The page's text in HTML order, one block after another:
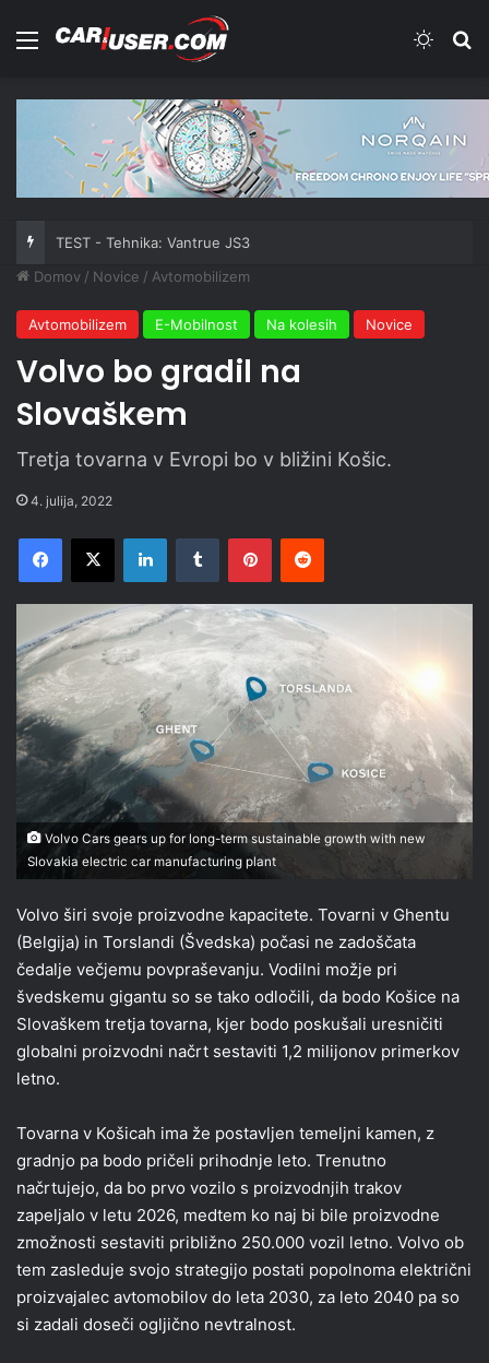
Meni
TEST - Tehnika: Vantrue JS3
Domov / Novice / Avtomobilizem
Avtomobilizem E-Mobilnost Na kolesih Novice
Volvo bo gradil na
Slovaškem
Tretja tovarna v Evropi bo v bližini Košic.
4. julija, 2022
Facebook
X LinkedInTumblr PinterestReddit
Volvo Cars gears up for long-term sustainable growth with new
Slovakia electric car manufacturing plant
Volvo širi svoje proizvodne kapacitete. Tovarni v Ghentu
(Belgija) in Torslandi (Švedska) počasi ne zadoščata
čedalje večjemu povpraševanju. Vodilni možje pri
švedskemu gigantu so se tako odločili, da bodo Košice na
Slovaškem tretja tovarna, kjer bodo poskušali uresničiti
globalni proizvodni načrt sestaviti 1,2 milijonov primerkov
letno.
Tovarna v Košicah ima že postavljen temeljni kamen, z
gradnjo pa bodo pričeli prihodnje leto. Trenutno
načrtujejo, da bo prvo vozilo s proizvodnjih trakov
zapeljalo v letu 2026, medtem ko naj bi bile proizvodne
zmožnosti sestaviti približno 250.000 vozil letno. Volvo ob
tem zasleduje svojo strategijo postati popolnoma električni
proizvajalec avtomobilov do leta 2030, za leto 2040 pa so
si zadali doseči ogljično nevtralnost.